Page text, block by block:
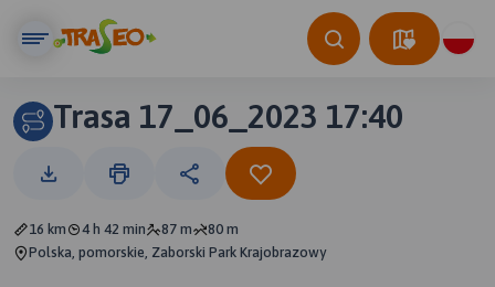
Trasa 17_06_2023 17:40
16 km 4 h 42 min 87 m
80 m
Polska, pomorskie, Zaborski Park Krajobrazowy